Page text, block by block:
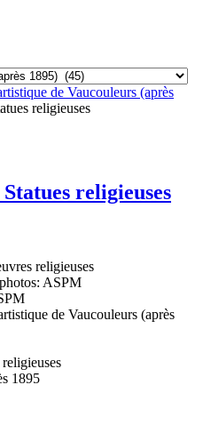
de Vaucouleurs (après
religieuses
religieuses
religieuses
ASPM
de Vaucouleurs (après
religieuses
1895